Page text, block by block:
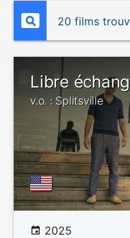
20 films
Libre
v.o. : Splitsville
2025